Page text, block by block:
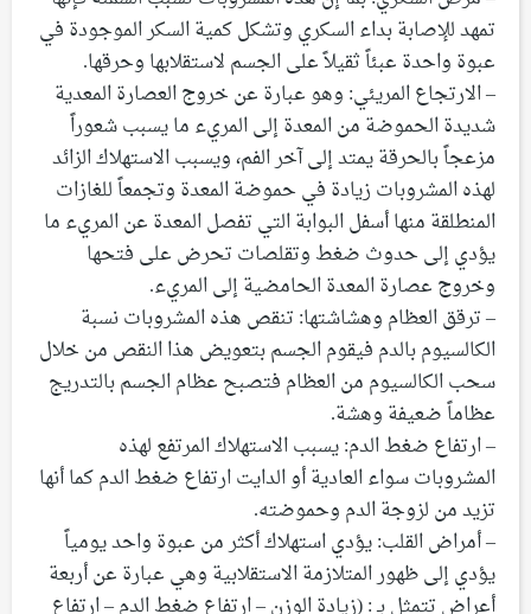
تمهد للإصابة بداء السكري وتشكل كمية السكر الموجودة في
عبوة واحدة عبئاً ثقيلاً على الجسم لاستقلابها وحرقها.
– الارتجاع المريئي: وهو عبارة عن خروج العصارة المعدية
شديدة الحموضة من المعدة إلى المريء ما يسبب شعوراً
مزعجاً بالحرقة يمتد إلى آخر الفم، ويسبب الاستهلاك الزائد
لهذه المشروبات زيادة في حموضة المعدة وتجمعاً للغازات
المنطلقة منها أسفل البوابة التي تفصل المعدة عن المريء ما
يؤدي إلى حدوث ضغط وتقلصات تحرض على فتحها
وخروج عصارة المعدة الحامضية إلى المريء.
– ترقق العظام وهشاشتها: تنقص هذه المشروبات نسبة
الكالسيوم بالدم فيقوم الجسم بتعويض هذا النقص من خلال
سحب الكالسيوم من العظام فتصبح عظام الجسم بالتدريج
عظاماً ضعيفة وهشة.
– ارتفاع ضغط الدم: يسبب الاستهلاك المرتفع لهذه
المشروبات سواء العادية أو الدايت ارتفاع ضغط الدم كما أنها
تزيد من لزوجة الدم وحموضته.
– أمراض القلب: يؤدي استهلاك أكثر من عبوة واحد يومياً
يؤدي إلى ظهور المتلازمة الاستقلابية وهي عبارة عن أربعة